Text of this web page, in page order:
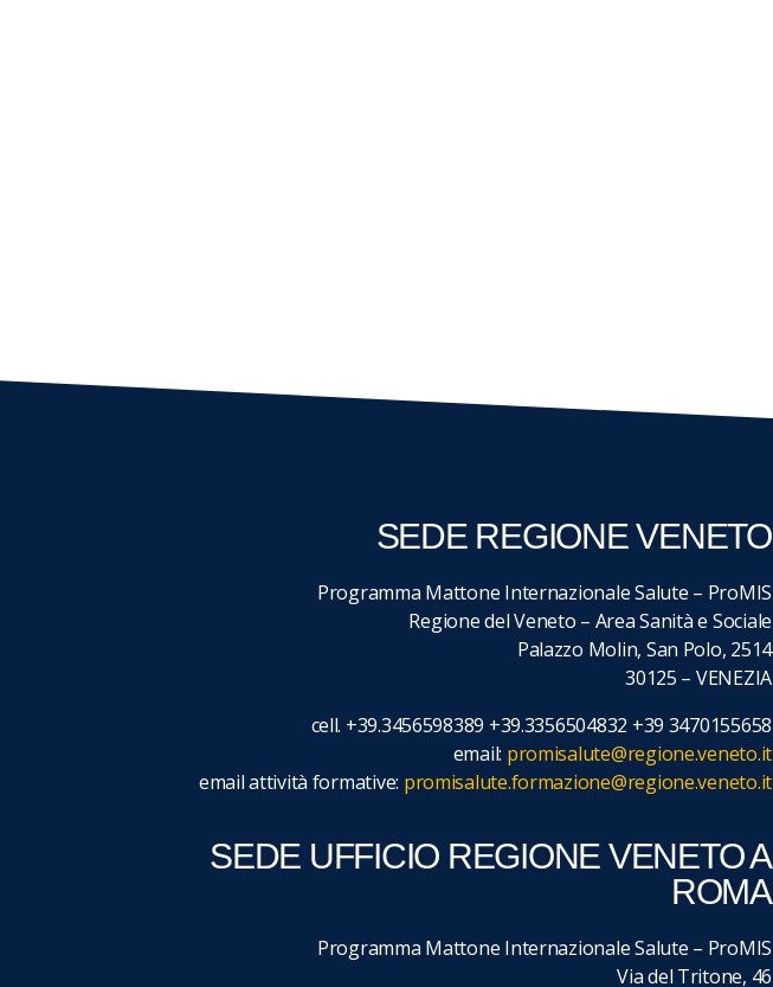
SEDE REGIONE VENETO
Programma Mattone Internazionale Salute – ProMIS
Regione del Veneto – Area Sanità e Sociale
Palazzo Molin, San Polo, 2514
30125 – VENEZIA
cell. +39.3456598389 +39.3356504832 +39 3470155658
email: promisalute@regione.veneto.it
email attività formative: promisalute.formazione@regione.veneto.it
SEDE UFFICIO REGIONE VENETO A
ROMA
Programma Mattone Internazionale Salute – ProMIS
Via del Tritone, 46